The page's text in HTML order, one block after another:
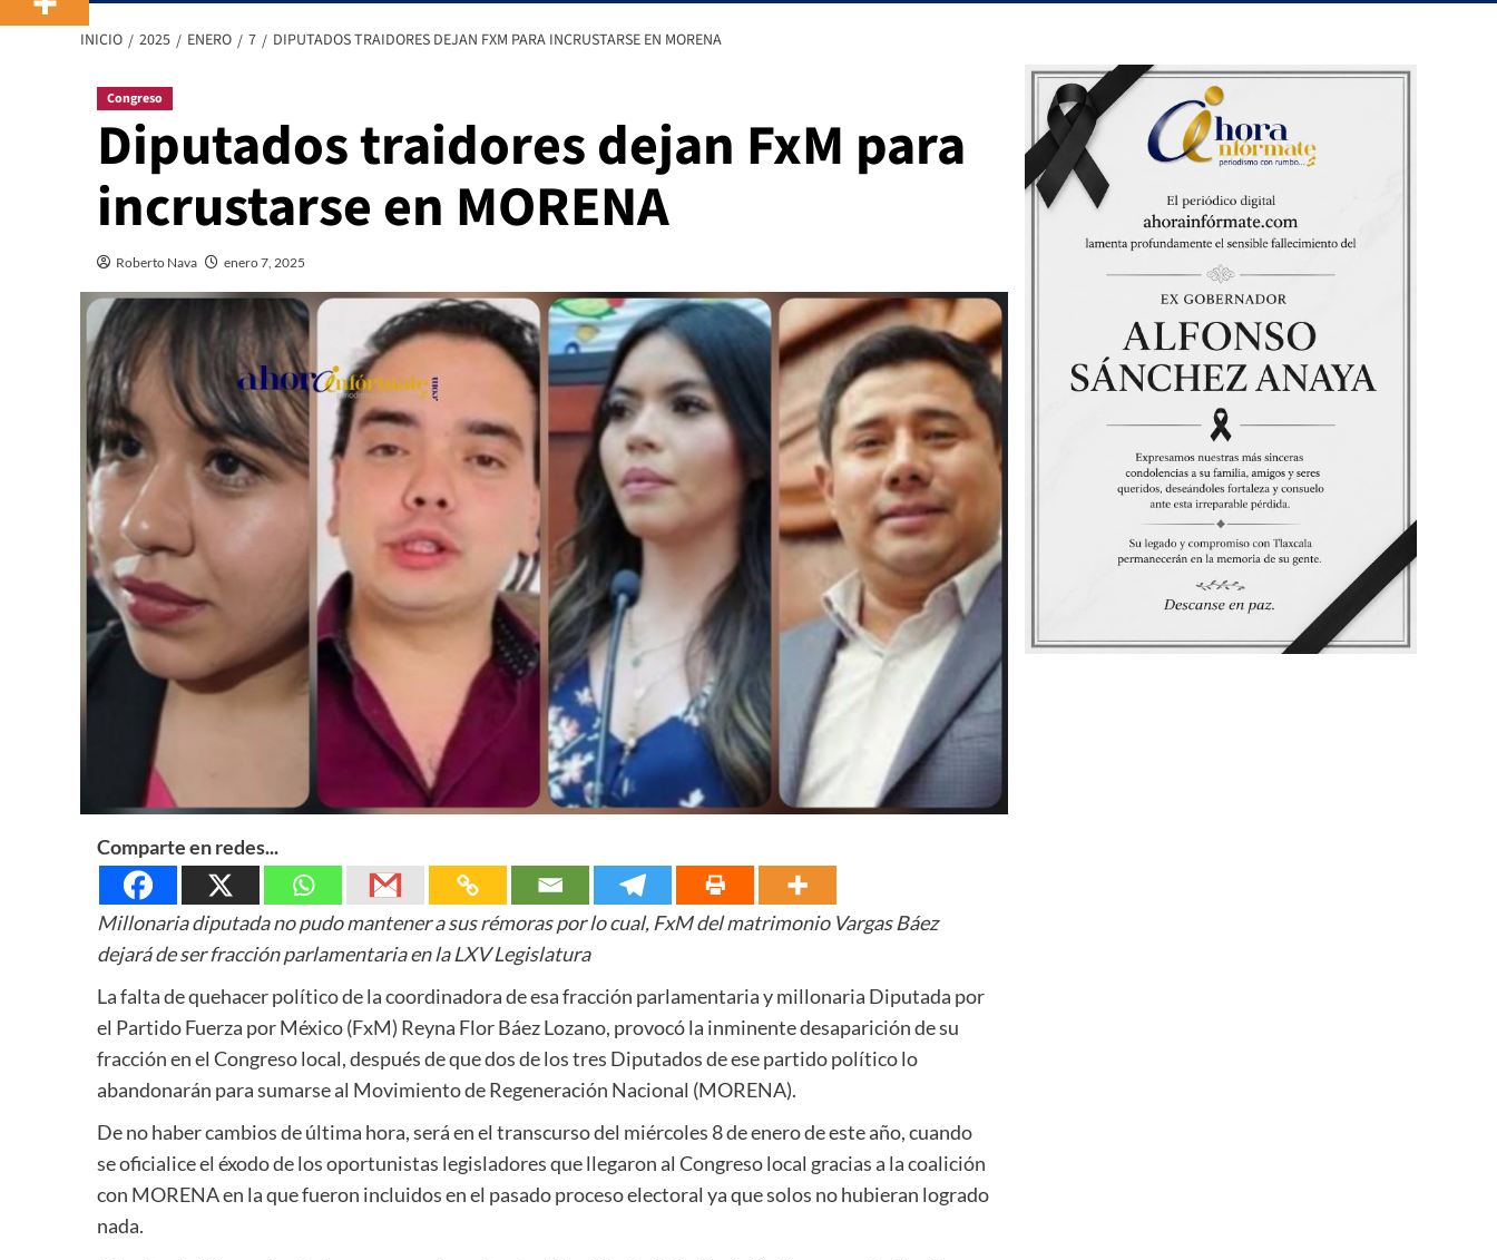
INICIO 2025 ENERO 7 DIPUTADOS TRAIDORES DEJAN FXM PARA INCRUSTARSE EN MORENA
Congreso
Diputados traidores dejan FxM para
incrustarse en MORENA
Roberto Nava enero 7, 2025
Comparte en redes...
Millonaria diputada no pudo mantener a sus rémoras por lo cual, FxM del matrimonio Vargas Báez
dejará de ser fracción parlamentaria en la LXV Legislatura
La falta de quehacer político de la coordinadora de esa fracción parlamentaria y millonaria Diputada por
el Partido Fuerza por México (FxM) Reyna Flor Báez Lozano, provocó la inminente desaparición de su
fracción en el Congreso local, después de que dos de los tres Diputados de ese partido político lo
abandonarán para sumarse al Movimiento de Regeneración Nacional (MORENA).
De no haber cambios de última hora, será en el transcurso del miércoles 8 de enero de este año, cuando
se oficialice el éxodo de los oportunistas legisladores que llegaron al Congreso local gracias a la coalición
con MORENA en la que fueron incluidos en el pasado proceso electoral ya que solos no hubieran logrado
nada.